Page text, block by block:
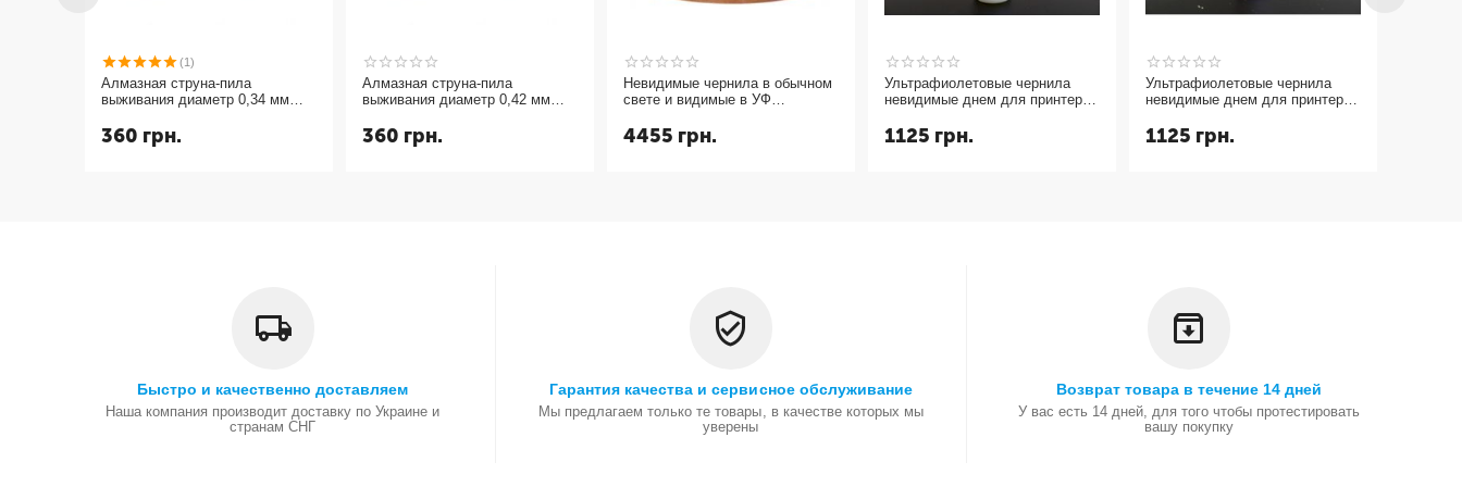
(1)
Алмазная струна-пила
выживания диаметр 0,34 мм
360 грн.
Алмазная струна-пила
выживания диаметр 0,42 мм
360 грн.
Невидимые чернила в обычном
свете и видимые в УФ
СНЧП) чернила для струйного
принтера 4 цвета
4455 грн.
Ультрафиолетовые чернила
невидимые днем для принтера
yellow 10мл.
1125 грн.
Ультрафиолетовые чернила
невидимые днем для принтера
пурпурный magenta 10мл.
1125 грн.
Быстро и качественно доставляем
Наша компания производит доставку по Украине и
странам СНГ
Гарантия качества и сервисное обслуживание
Мы предлагаем только те товары, в качестве которых мы
уверены
Возврат товара в течение 14 дней
У вас есть 14 дней, для того чтобы протестировать
вашу покупку